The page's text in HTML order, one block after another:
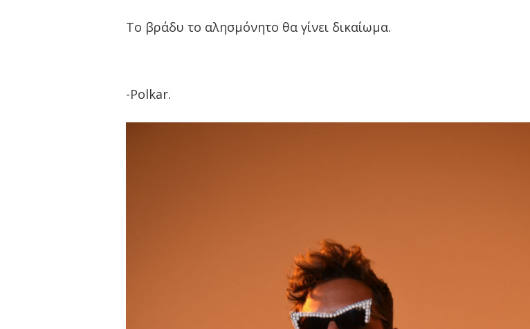
Το βράδυ το αλησμόνητο θα γίνει δικαίωμα.
-Polkar.